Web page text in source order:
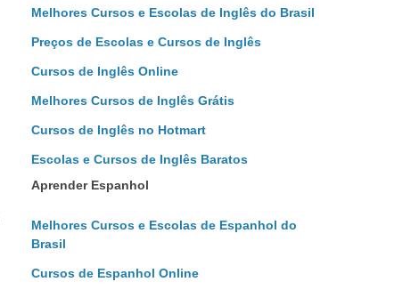
Melhores Cursos e Escolas de Inglês do Brasil
Preços de Escolas e Cursos de Inglês
Cursos de Inglês Online
Melhores Cursos de Inglês Grátis
Cursos de Inglês no Hotmart
Escolas e Cursos de Inglês Baratos
Aprender Espanhol
Melhores Cursos e Escolas de Espanhol do
Brasil
Cursos de Espanhol Online